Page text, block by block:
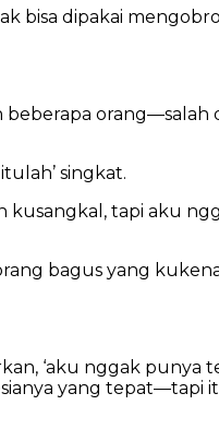
bisa dipakai
beberapa orang—salah
singkat.
kusangkal, tapi aku
bagus yang
‘aku nggak punya
yang tepat—tapi